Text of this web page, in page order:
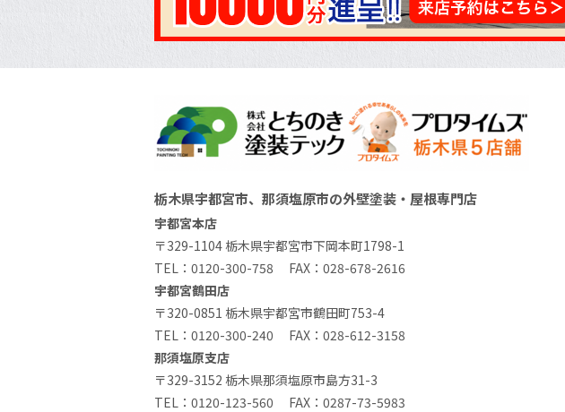
栃木県宇都宮市、那須塩原市の外壁塗装・屋根専門店
宇都宮本店
〒329-1104 栃木県宇都宮市下岡本町1798-1
TEL： 0120-300-758 FAX：028-678-2616
宇都宮鶴田店
〒320-0851 栃木県宇都宮市鶴田町753-4
TEL： 0120-300-240 FAX：028-612-3158
那須塩原支店
〒329-3152 栃木県那須塩原市島方31-3
TEL： 0120-123-560 FAX：0287-73-5983